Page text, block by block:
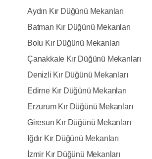
Aydın Kır Düğünü Mekanları
Batman Kır Düğünü Mekanları
Bolu Kır Düğünü Mekanları
Çanakkale Kır Düğünü Mekanları
Denizli Kır Düğünü Mekanları
Edirne Kır Düğünü Mekanları
Erzurum Kır Düğünü Mekanları
Giresun Kır Düğünü Mekanları
Iğdır Kır Düğünü Mekanları
İzmir Kır Düğünü Mekanları